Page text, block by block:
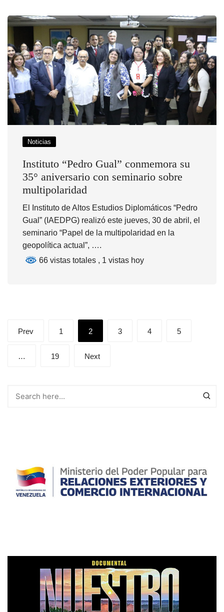
Noticias
Instituto “Pedro Gual” conmemora su
35° aniversario con seminario sobre
multipolaridad
El Instituto de Altos Estudios Diplomáticos “Pedro
Gual” (IAEDPG) realizó este jueves, 30 de abril, el
seminario “Papel de la multipolaridad en la
geopolítica actual”, ….
66 vistas totales , 1 vistas hoy
Posts
Prev 1 2 3 4 5
… 19 Next